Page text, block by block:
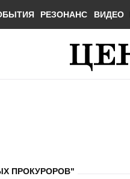
РЕЗОНАНС ВИДЕО
ПРОКУРОРОВ"